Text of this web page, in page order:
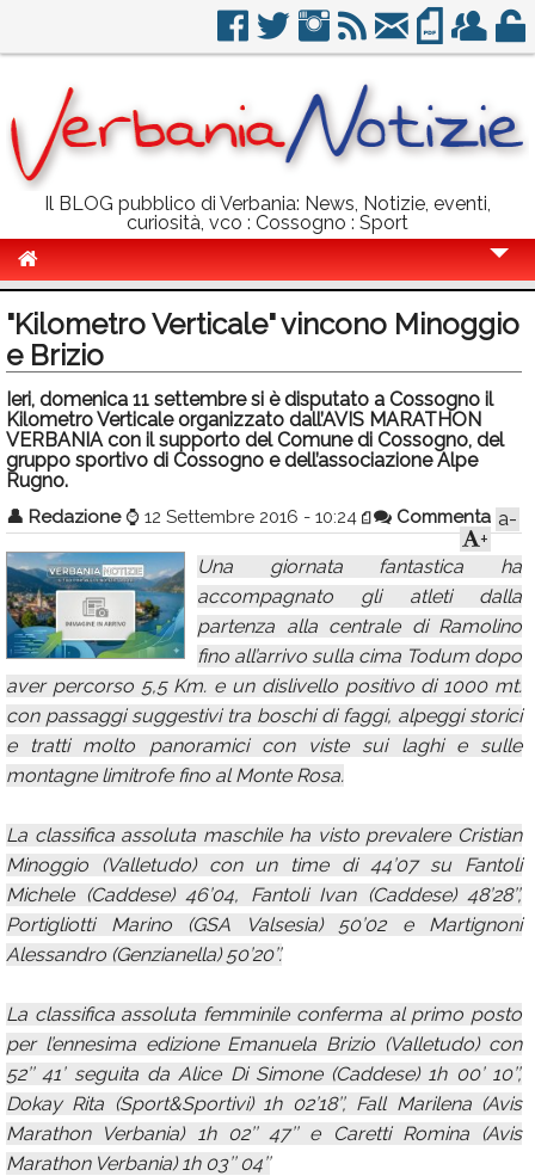
Il BLOG pubblico di Verbania: News, Notizie, eventi,
curiosità, vco : Cossogno : Sport
Politica
Sport
Eventi
Info Utili
Rubriche
Calendario
Annunci
"Kilometro Verticale" vincono Minoggio
e Brizio
Ieri, domenica 11 settembre si è disputato a Cossogno il
Kilometro Verticale organizzato dall’AVIS MARATHON
VERBANIA con il supporto del Comune di Cossogno, del
gruppo sportivo di Cossogno e dell’associazione Alpe
Rugno.
👤 Redazione ⌚ 12 Settembre 2016 - 10:24 Commenta a-
+
Una giornata fantastica ha
accompagnato gli atleti dalla
partenza alla centrale di Ramolino
fino all’arrivo sulla cima Todum dopo
aver percorso 5,5 Km. e un dislivello positivo di 1000 mt.
con passaggi suggestivi tra boschi di faggi, alpeggi storici
e tratti molto panoramici con viste sui laghi e sulle
montagne limitrofe fino al Monte Rosa.
La classifica assoluta maschile ha visto prevalere Cristian
Minoggio (Valletudo) con un time di 44’07 su Fantoli
Michele (Caddese) 46’04, Fantoli Ivan (Caddese) 48’28’’,
Portigliotti Marino (GSA Valsesia) 50’02 e Martignoni
Alessandro (Genzianella) 50’20’’.
La classifica assoluta femminile conferma al primo posto
per l’ennesima edizione Emanuela Brizio (Valletudo) con
52’’ 41’ seguita da Alice Di Simone (Caddese) 1h 00’ 10’’,
Dokay Rita (Sport&Sportivi) 1h 02’18’’, Fall Marilena (Avis
Marathon Verbania) 1h 02’’ 47’’ e Caretti Romina (Avis
Marathon Verbania) 1h 03’’ 04’’